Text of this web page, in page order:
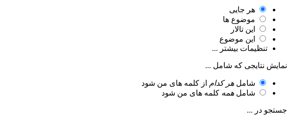
هر جایی
موضوع ها
این تالار
این موضوع
تنظیمات بیشتر ...
نمایش نتایجی که شامل ...
شامل هر کدام از کلمه های من شود
شامل همه کلمه های من شود
جستجو در ...